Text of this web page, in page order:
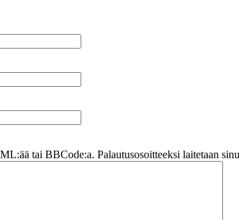
tai BBCode:a. Palautusosoitteeksi laitetaan